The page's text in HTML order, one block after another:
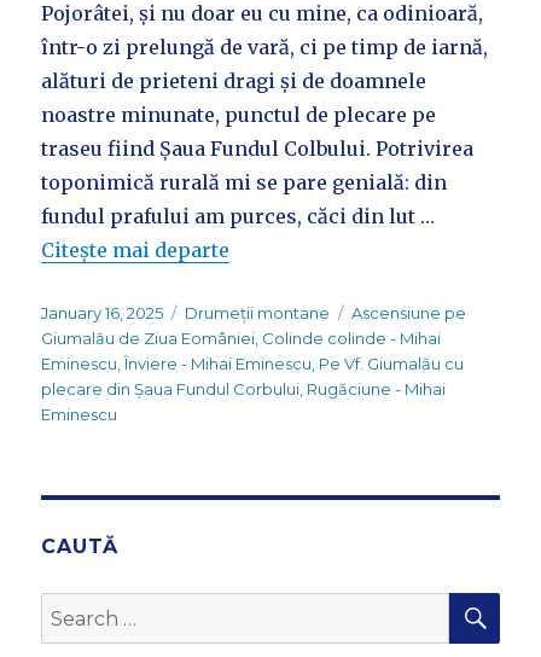
Pojorâtei, și nu doar eu cu mine, ca odinioară,
într-o zi prelungă de vară, ci pe timp de iarnă,
alături de prieteni dragi și de doamnele
noastre minunate, punctul de plecare pe
traseu fiind Șaua Fundul Colbului. Potrivirea
toponimică rurală mi se pare genială: din
fundul prafului am purces, căci din lut …
Citește mai departe
Posted
on
January 16, 2025 Categories
Drumeții montane Tags
Ascensiune pe
Giumalău de Ziua Eomâniei Colinde colinde - Mihai
Eminescu ,Înviere - Mihai Eminescu Pe Vf. Giumalău cu
plecare din Șaua Fundul Corbului Rugăciune - Mihai
Eminescu
CAUTĂ
Search
for: